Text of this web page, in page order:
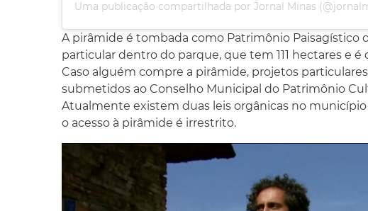
Uma publicação compartilhada por Jornal Minas
A pirâmide é tombada como Patrimônio Paisagístico
particular dentro do parque, que tem 111 hectares e
Caso alguém compre a pirâmide, projetos
submetidos ao Conselho Municipal do Patrimônio
Atualmente existem duas leis orgânicas no
o acesso à pirâmide é irrestrito.